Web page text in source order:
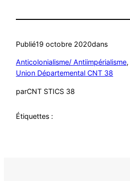
Publié19 octobre 2020dans
Anticolonialisme/ Antiimpérialisme,
Union Départemental CNT 38
parCNT STICS 38
Étiquettes :